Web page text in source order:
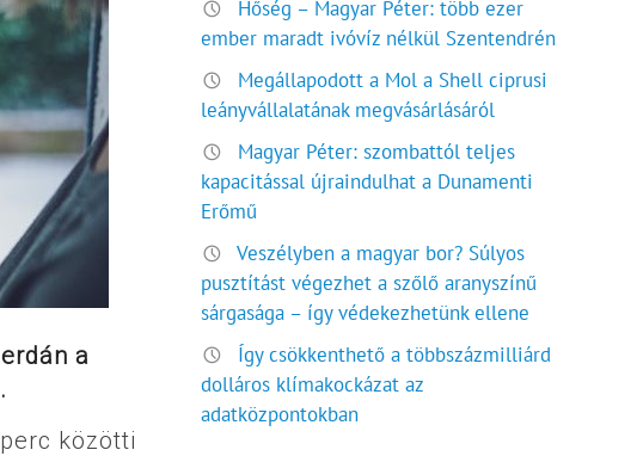
a
közötti
Hőség – Magyar Péter: több ezer
ember maradt ivóvíz nélkül Szentendrén
Megállapodott a Mol a Shell ciprusi
leányvállalatának megvásárlásáról
Magyar Péter: szombattól teljes
kapacitással újraindulhat a Dunamenti
Erőmű
Veszélyben a magyar bor? Súlyos
pusztítást végezhet a szőlő aranyszínű
sárgasága – így védekezhetünk ellene
Így csökkenthető a többszázmilliárd
dolláros klímakockázat az
adatközpontokban